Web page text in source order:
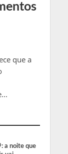
que a
a noite que